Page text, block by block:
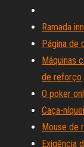
Ramada
Página de
Máquinas
de reforço
O poker
Caça-
Mouse de
Exigência